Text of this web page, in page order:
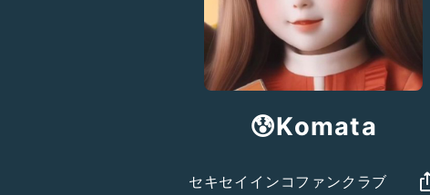
😰Komata
セキセイインコファンクラブ